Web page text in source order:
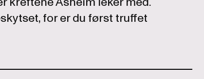
for er du først truffet